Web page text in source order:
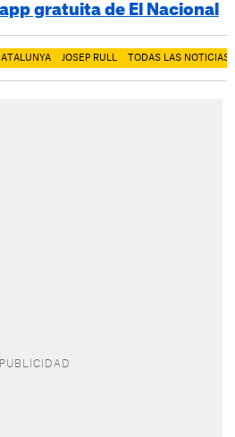
gratuita de El Nacional
JOSEP RULL TODAS LAS